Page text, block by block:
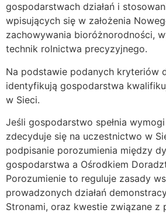
gospodarstwach działań i
wpisujących się w założenia
zachowywania bioróżnorodności,
technik rolnictwa precyzyjnego.
Na podstawie podanych kryteriów
identyfikują gospodarstwa
w Sieci.
Jeśli gospodarstwo spełnia
zdecyduje się na uczestnictwo w
podpisanie porozumienia między
gospodarstwa a Ośrodkiem
Porozumienie to reguluje zasady
prowadzonych działań
Stronami, oraz kwestie związane z